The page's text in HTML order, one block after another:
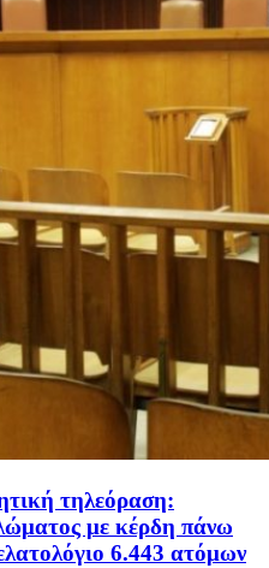
τηλεόραση:
με κέρδη πάνω
6.443 ατόμων